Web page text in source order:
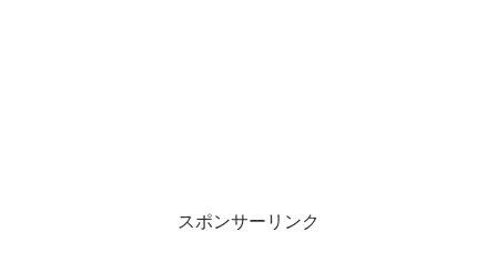
スポンサーリンク